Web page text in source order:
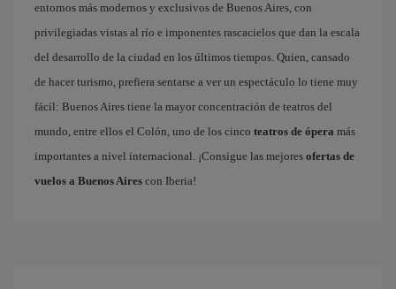
entornos más modernos y exclusivos de Buenos Aires, con
privilegiadas vistas al río e imponentes rascacielos que dan la escala
del desarrollo de la ciudad en los últimos tiempos. Quien, cansado
de hacer turismo, prefiera sentarse a ver un espectáculo lo tiene muy
fácil: Buenos Aires tiene la mayor concentración de teatros del
mundo, entre ellos el Colón, uno de los cinco teatros de ópera más
importantes a nivel internacional. ¡Consigue las mejores ofertas de
vuelos a Buenos Aires con Iberia!